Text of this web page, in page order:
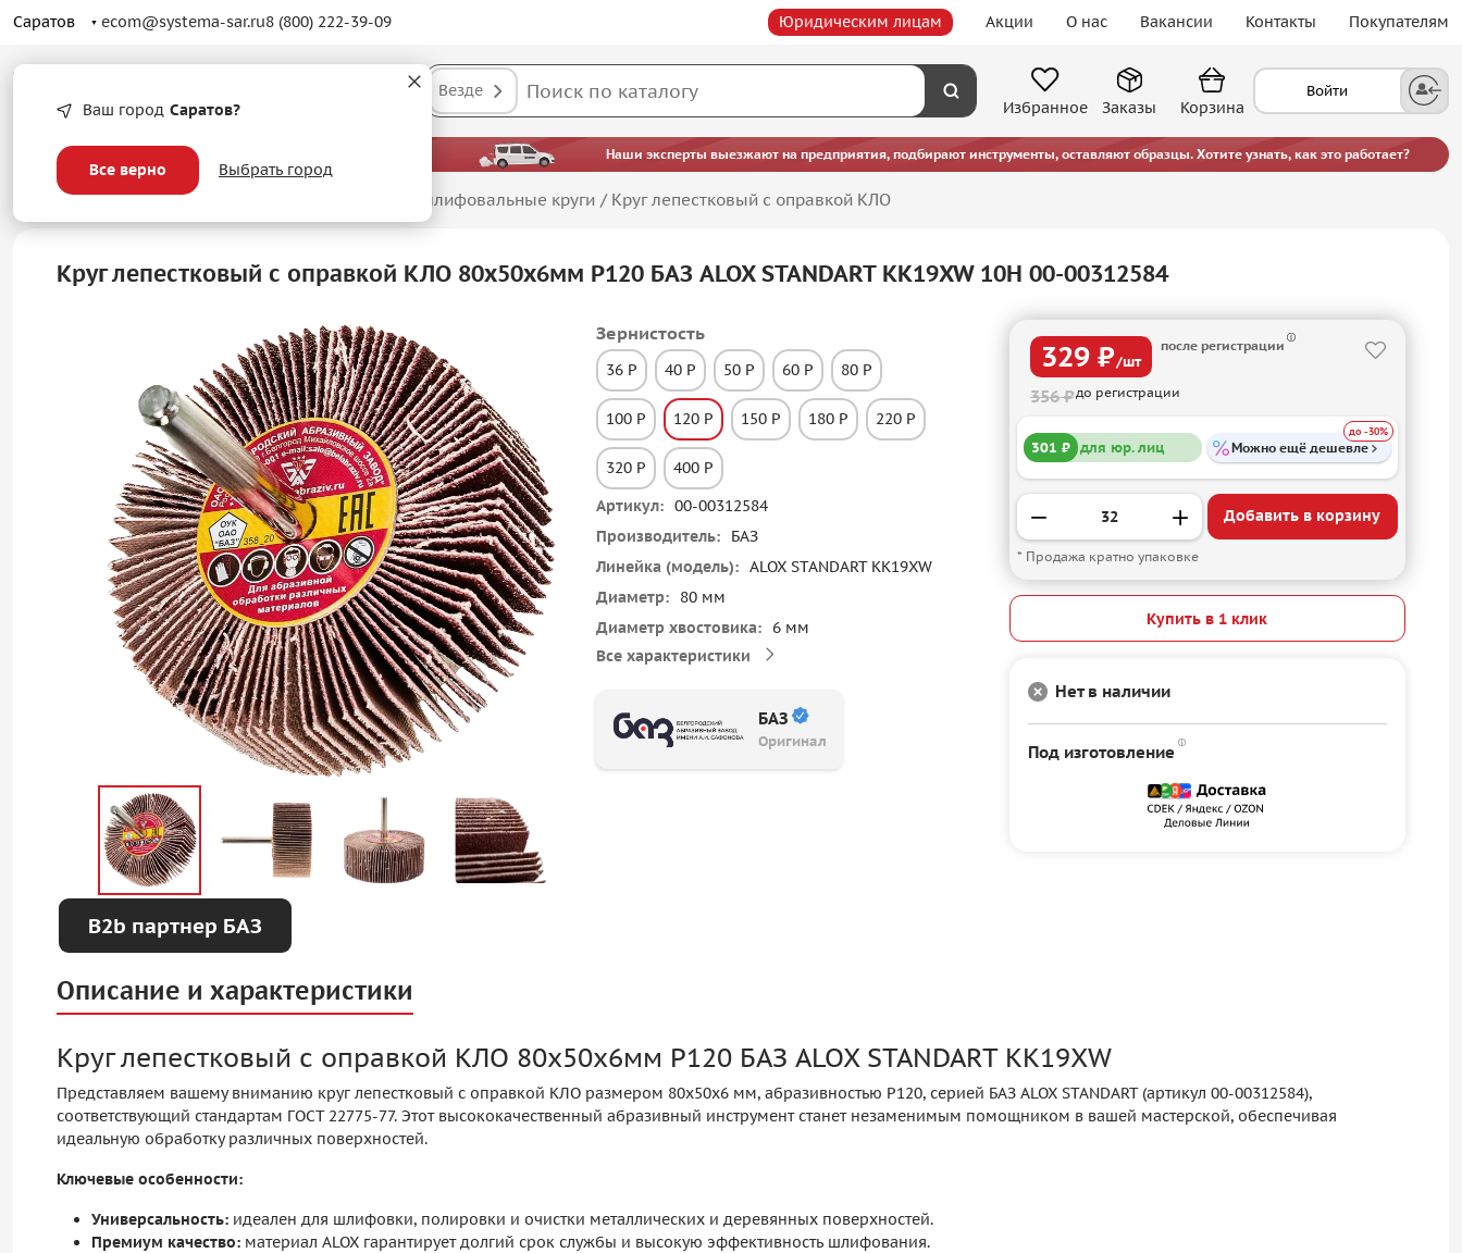
Саратов ecom@systema-sar.ru8 (800) 222-39-09 Юридическим лицам Акции О нас Вакансии Контакты Покупателям
Ваш город Саратов?
Все верно Выбрать город
Везде
Избранное
Войти
Заказы Корзина
— больше, чем просто оптовые цены. Наши эксперты выезжают на предприятия, подбирают инструменты, оставляют образцы. Хотите узнать, как это работает?
Главная /Абразивные материалы Лепестковые шлифовальные круги / Круг лепестковый с оправкой КЛО
Круг лепестковый с оправкой КЛО 80х50х6мм P120 БАЗ ALOX STANDART KK19XW 10H 00-00312584
B2b партнер БАЗ
Зернистость
36 P 40 P 50 P 60 P 80 P
100 P 120 P 150 P 180 P 220 P
320 P
400 P
Артикул
00-00312584
Производитель
БАЗ
Линейка (модель)
ALOX STANDART KK19XW
Диаметр
80 мм
Диаметр хвостовика
6 мм
Все характеристики
БАЗ
Оригинал
329 ₽/шт
после регистрации
356 ₽до регистрации
301 ₽ для юр. лиц Можно ещё дешевле
до -30%
Добавить в корзину
* Продажа кратно упаковке
Купить в 1 клик
Нет в наличии
Под изготовление
Описание и характеристики
Круг лепестковый с оправкой КЛО 80х50х6мм P120 БАЗ ALOX STANDART KK19XW
Представляем вашему вниманию круг лепестковый с оправкой КЛО размером 80х50х6 мм, абразивностью P120, серией БАЗ ALOX STANDART (артикул 00-00312584),
соответствующий стандартам ГОСТ 22775-77. Этот высококачественный абразивный инструмент станет незаменимым помощником в вашей мастерской, обеспечивая
идеальную обработку различных поверхностей.
Ключевые особенности:
Универсальность: идеален для шлифовки, полировки и очистки металлических и деревянных поверхностей.
Премиум качество: материал ALOX гарантирует долгий срок службы и высокую эффективность шлифования.